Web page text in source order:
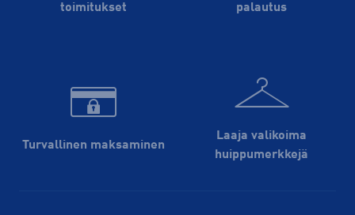
toimitukset
palautus
Turvallinen maksaminen
Laaja valikoima
huippu­merkkejä